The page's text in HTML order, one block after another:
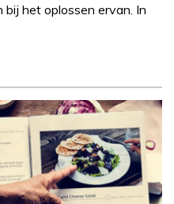
het oplossen ervan. In